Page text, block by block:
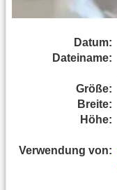
Datum:
Dateiname:
Größe:
Breite:
Höhe:
Verwendung von: